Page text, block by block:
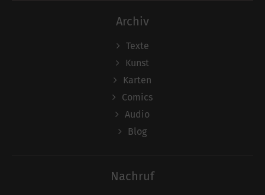
Archiv
Texte
Kunst
Karten
Comics
Audio
Blog
Nachruf